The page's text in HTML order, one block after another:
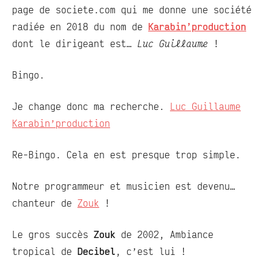
page de societe.com qui me donne une société
radiée en 2018 du nom de Karabin’production
dont le dirigeant est… Luc Guillaume !
Bingo.
Je change donc ma recherche. Luc Guillaume
Karabin’production
Re-Bingo. Cela en est presque trop simple.
Notre programmeur et musicien est devenu…
chanteur de Zouk !
Le gros succès Zouk de 2002, Ambiance
tropical de Decibel , c’est lui !